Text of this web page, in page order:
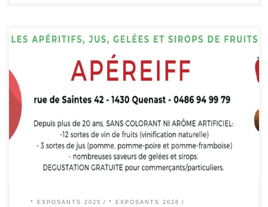
ApéReiff Sirops, jus de fruits & boissons alcoolisées. Depuis plus de 20 ans,
SANS COLORANT NI ARÔME ARTIFICIEL, ApéReiff propose: 12 vins différents 3
jus de fruits nombreuses saveurs des gelées et sirops innovants
DEGUSTATION GRATUITE pour commerçants/particuliers Ru de Saintes, 42
1430 QUENAST Tel. : +32.486.94.99.79 Email : guy.reiff@hotmail.com […]
* EXPOSANTS 2025 * EXPOSANTS 2026